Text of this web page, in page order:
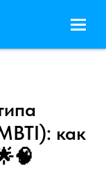
как